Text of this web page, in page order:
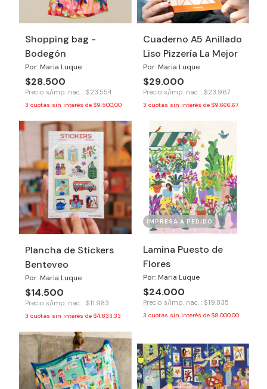
Shopping bag -
Bodegón
Por: Maria Luque
$28.500
Precio s/imp. nac. : $23.554
3 cuotas sin interés de $9.500,00
Cuaderno A5 Anillado
Liso Pizzería La Mejor
Por: Maria Luque
$29.000
Precio s/imp. nac. : $23.967
3 cuotas sin interés de $9.666,67
Plancha de Stickers
Benteveo
Por: Maria Luque
$14.500
Precio s/imp. nac. : $11.983
3 cuotas sin interés de $4.833,33
IMPRESA A PEDIDO
Lamina Puesto de
Flores
Por: Maria Luque
$24.000
Precio s/imp. nac. : $19.835
3 cuotas sin interés de $8.000,00